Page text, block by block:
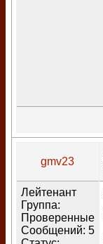
gmv23
Лейтенант
Группа:
Проверенные
Сообщений: 5